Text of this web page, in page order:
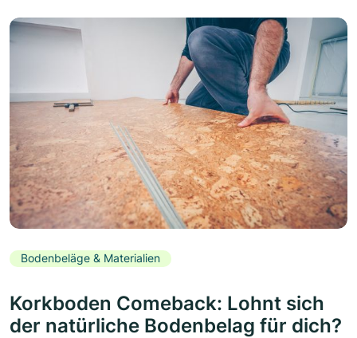
Bodenbeläge & Materialien
Korkboden Comeback: Lohnt sich
der natürliche Bodenbelag für dich?